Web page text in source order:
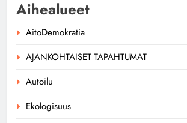
Aihealueet
AitoDemokratia
AJANKOHTAISET TAPAHTUMAT
Autoilu
Ekologisuus